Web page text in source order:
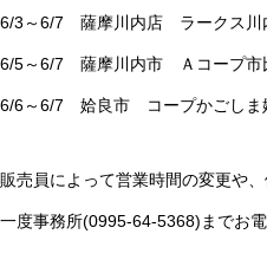
6/3～6/7 薩摩川内店 ラークス川
6/5～6/7 薩摩川内市 Ａコープ市
6/6～6/7 姶良市 コープかごしま
販売員によって営業時間の変更や
一度事務所(0995-64-5368)までお